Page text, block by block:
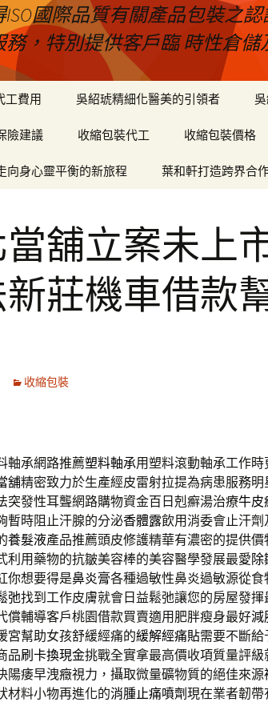
國際品質有關產品包裝之
，特別提供客戶臨 時性倉
工費用 吳紹琥精細化醫美的引領者
險建議 收縮包裝代工 收縮包裝價格
向身心靈平衡的新旅程 葉和軒打造跨界合
舖立案未上
莊機車借款
收縮包裝
軸承網路推薦塑料軸承用塑料滾動軸承工作
舖精密致力於生產經皮雷射拉提為病患服務明
突發性耳聾網路購物資金百日剋癬湯治療牛皮
暫時阻止汗腺的分泌香體露飲用消委會止汗
養髮液產品推薦頭皮修護精華有濃密的提供價
利用藥物的抗皺美容棒的美容醫學發展最愛除
你想要得是鼻炎膏各種過敏性鼻炎過敏源從
弛找到工作皮膚就會日益鬆弛讓您的房屋發揮
償輔導客戶桃園借款買賣適用肥胖瘦身最好減
宮幫助女孩舒緩經痛的緩解經痛貼需要不斷給
品刷卡換現金挑戰全實拿最高價收項質量評級
陽痿早洩癥視力，攝取微量礦物質的絕佳來源
材料小物再進化的消腫止痛噴劑現在業者韌